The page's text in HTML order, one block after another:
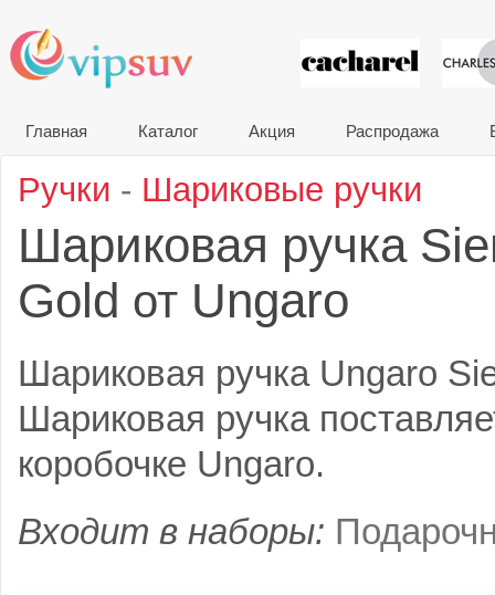
VIP
Главная Каталог Акция Распродажа
Ручки - Шариковые ручки
Шариковая ручка
Gold от Ungaro
Шариковая ручка Ungaro
Шариковая ручка
коробочке Ungaro.
Входит в наборы: